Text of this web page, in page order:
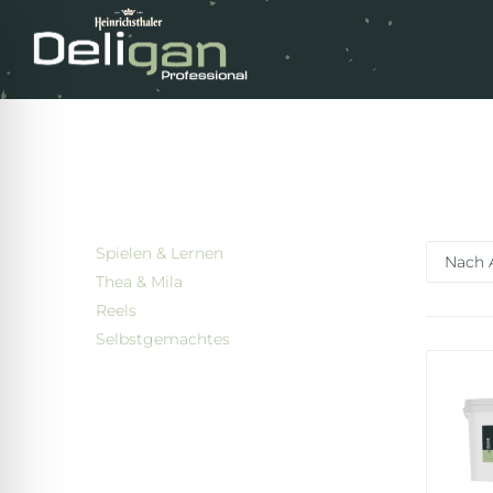
Spielen & Lernen
Thea & Mila
Reels
Selbstgemachtes